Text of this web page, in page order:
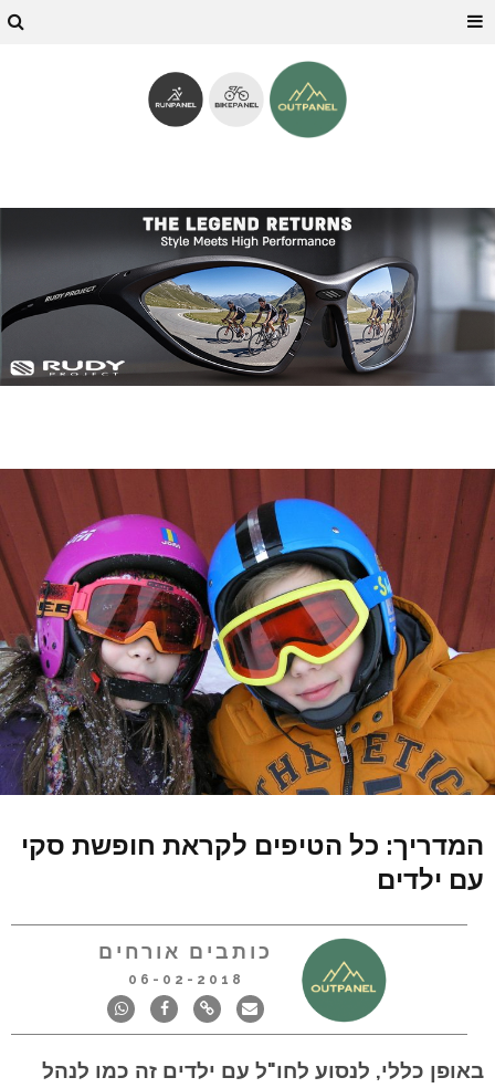
המדריך: כל הטיפים לקראת חופשת סקי
עם ילדים
כותבים אורחים
06-02-2018
באופן כללי, לנסוע לחו"ל עם ילדים זה כמו לנהל